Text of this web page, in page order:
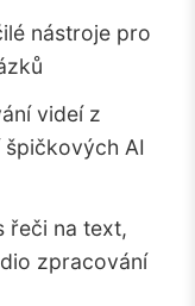
nástroje pro
videí z
AI
řeči na text,
zpracování